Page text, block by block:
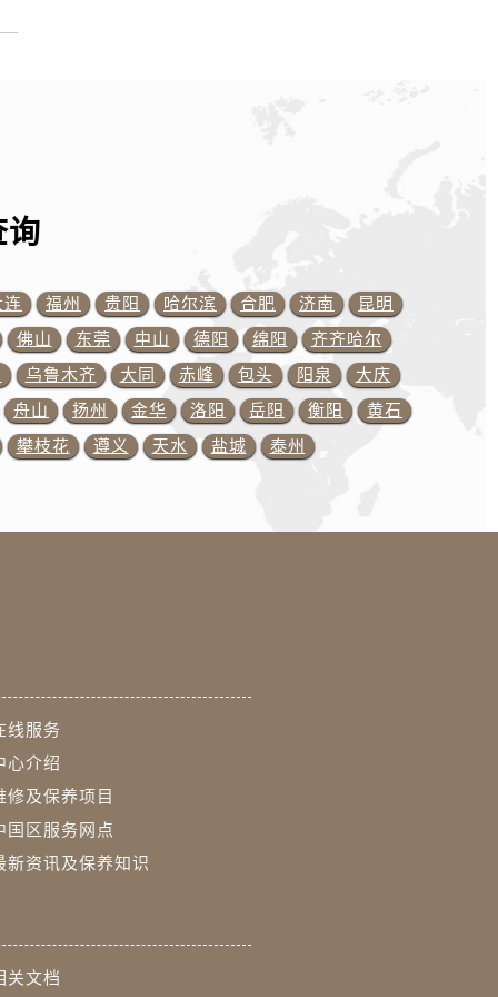
约）
询
连 福州 贵阳 哈尔滨 合肥 济南
昆明
佛山 东莞 中山 德阳 绵阳
齐齐哈尔
乌鲁木齐 大同 赤峰 包头 阳泉
大庆
舟山 扬州 金华 洛阳 岳阳 衡阳
黄石
攀枝花 遵义 天水 盐城 泰州
线服务
心介绍
修及保养项目
国区服务网点
新资讯及保养知识
关文档